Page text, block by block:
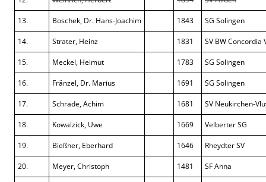
13. Boschek, Dr. Hans-Joachim 1843 SG Solingen
14. Strater, Heinz 1831 SV BW Concordia
15. Meckel, Helmut 1783 SG Solingen
16. Fränzel, Dr. Marius 1691 SG Solingen
17. Schrade, Achim 1681 SV Neukirchen-
18. Kowalzick, Uwe 1669 Velberter SG
19. Bießner, Eberhard 1646 Rheydter SV
20. Meyer, Christoph 1481 SF Anna